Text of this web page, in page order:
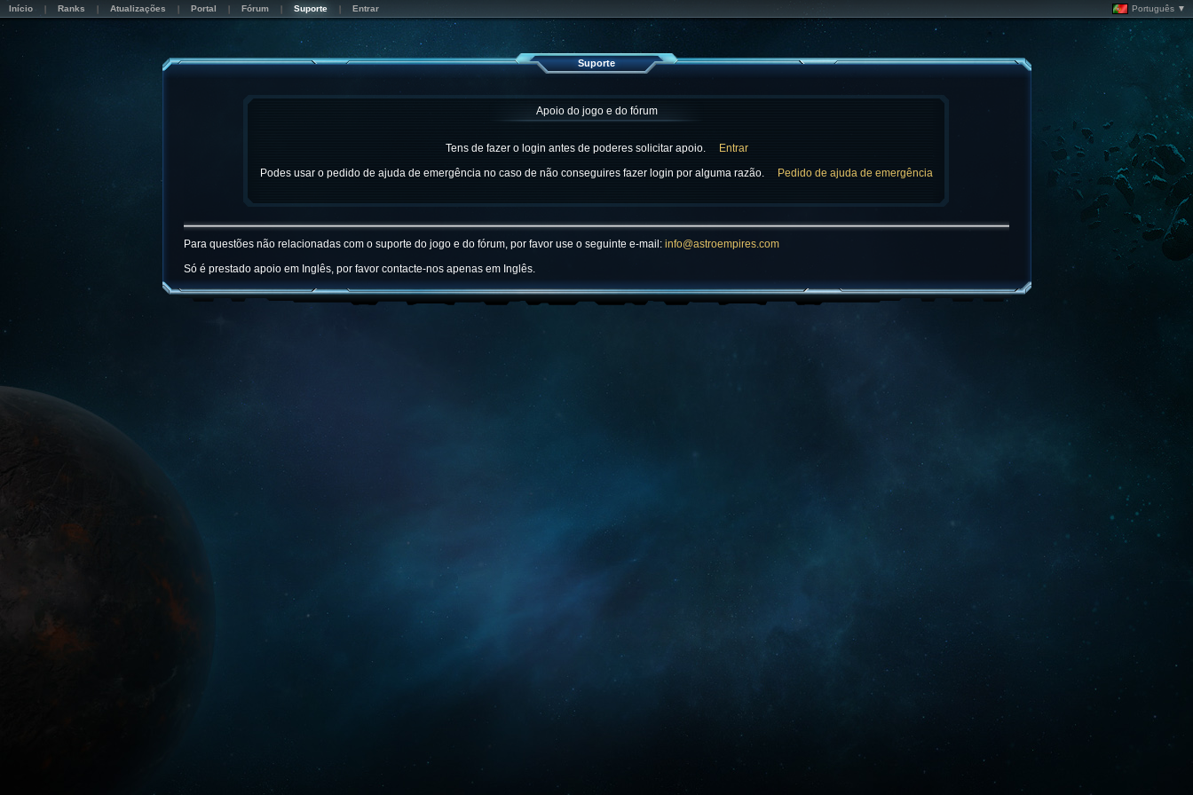
Início Ranks Atualizações Portal Fórum Suporte Entrar Português ▼
Suporte
Apoio do jogo e do fórum
Tens de fazer o login antes de poderes solicitar apoio.
Entrar
Podes usar o pedido de ajuda de emergência no caso de não conseguires fazer login por alguma razão.
Pedido de ajuda de emergência
Para questões não relacionadas com o suporte do jogo e do fórum, por favor use o seguinte e-mail: info@astroempires.com
Só é prestado apoio em Inglês, por favor contacte-nos apenas em Inglês.